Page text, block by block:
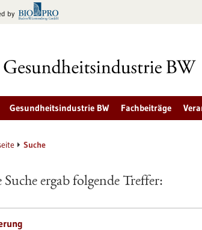
by
Gesundheitsindustrie BW Fachbeiträge
Suche
Suche ergab folgende Treffer: